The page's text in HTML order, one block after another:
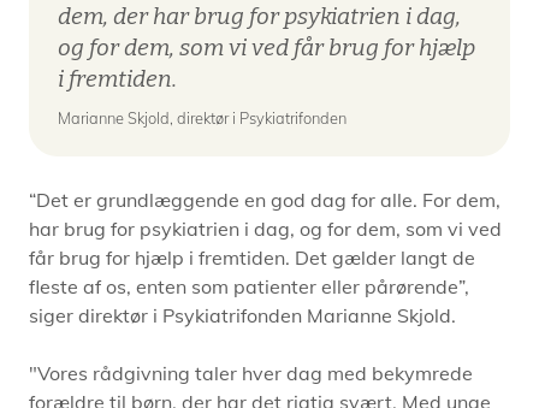
dem, der har brug for psykiatrien i dag,
og for dem, som vi ved får brug for hjælp
i fremtiden.
Marianne Skjold, direktør i Psykiatrifonden
“Det er grundlæggende en god dag for alle. For dem,
har brug for psykiatrien i dag, og for dem, som vi ved
får brug for hjælp i fremtiden. Det gælder langt de
fleste af os, enten som patienter eller pårørende”,
siger direktør i Psykiatrifonden Marianne Skjold.
"Vores rådgivning taler hver dag med bekymrede
forældre til børn, der har det rigtig svært. Med unge